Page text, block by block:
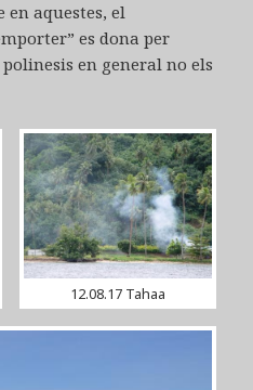
aquestes, el
es dona per
en general no els
12.08.17 Tahaa